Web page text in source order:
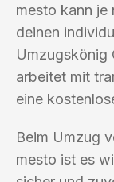
mesto kann je
deinen
Umzugskönig
arbeitet mit
eine
Beim Umzug
mesto ist es